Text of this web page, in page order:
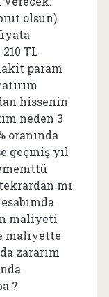
olsun).
TL
param
hissenin
neden 3
oranında
geçmiş yıl
mı
maliyeti
maliyette
zararım
?